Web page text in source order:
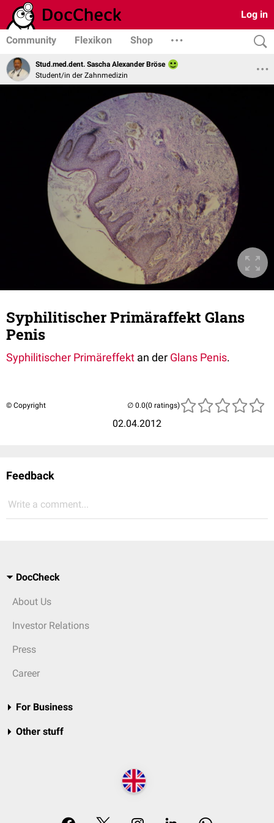
Log in
Community Flexikon Shop
Stud.med.dent. Sascha Alexander Bröse
Student/in der Zahnmedizin
Syphilitischer Primäraffekt Glans
Penis
Syphilitischer Primäreffekt an der Glans Penis.
© Copyright
02.04.2012
(0 ratings)
Feedback
Write a comment...
DocCheck
About Us
Investor Relations
Press
Career
For Business
Other stuff